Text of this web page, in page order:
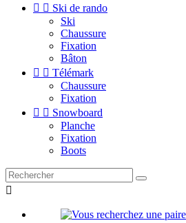
  Ski de rando
Ski
Chaussure
Fixation
Bâton
  Télémark
Chaussure
Fixation
  Snowboard
Planche
Fixation
Boots
